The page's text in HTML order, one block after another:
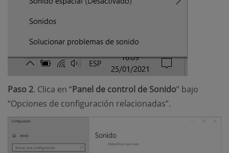
Paso 2. Clica en “Panel de control de Sonido” bajo
“Opciones de configuración relacionadas”.